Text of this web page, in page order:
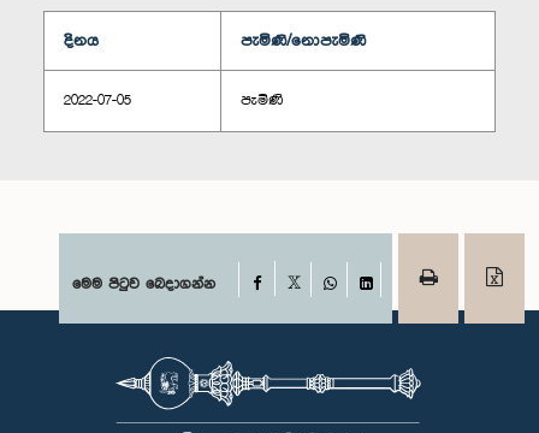
දිනය පැමිණි/නොපැමිණි
2022-07-05 පැමිණි
මෙම පිටුව බෙදාගන්න Facebook
WhatsAppLinkedIn